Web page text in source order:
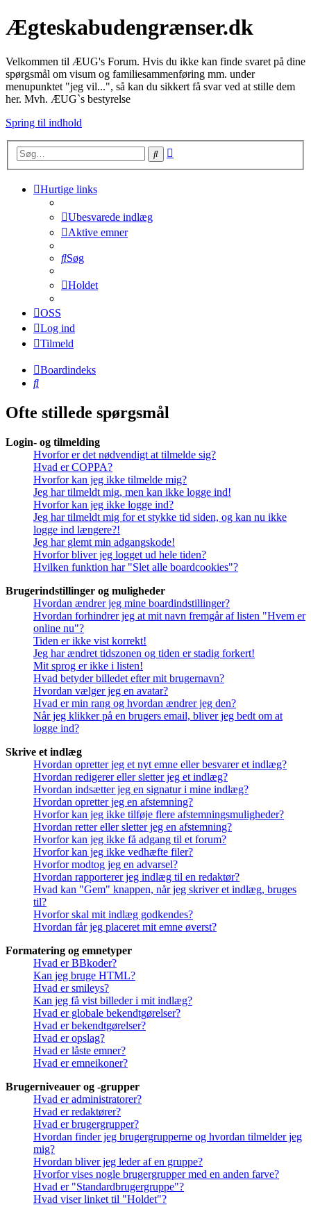
Ægteskabudengrænser.dk
Velkommen til ÆUG's Forum. Hvis du ikke kan finde svaret på dine
spørgsmål om visum og familiesammenføring mm. under
menupunktet "jeg vil...", så kan du sikkert få svar ved at stille dem
her. Mvh. ÆUG`s bestyrelse
Spring til indhold
Søg
Hurtige links
Ubesvarede indlæg
Aktive emner
Søg
Holdet
OSS
Log ind
Tilmeld
Boardindeks
Søg
Ofte stillede spørgsmål
Login- og tilmelding
Hvorfor er det nødvendigt at tilmelde sig?
Hvad er COPPA?
Hvorfor kan jeg ikke tilmelde mig?
Jeg har tilmeldt mig, men kan ikke logge ind!
Hvorfor kan jeg ikke logge ind?
Jeg har tilmeldt mig for et stykke tid siden, og kan nu ikke
logge ind længere?!
Jeg har glemt min adgangskode!
Hvorfor bliver jeg logget ud hele tiden?
Hvilken funktion har "Slet alle boardcookies"?
Brugerindstillinger og muligheder
Hvordan ændrer jeg mine boardindstillinger?
Hvordan forhindrer jeg at mit navn fremgår af listen "Hvem er
online nu"?
Tiden er ikke vist korrekt!
Jeg har ændret tidszonen og tiden er stadig forkert!
Mit sprog er ikke i listen!
Hvad betyder billedet efter mit brugernavn?
Hvordan vælger jeg en avatar?
Hvad er min rang og hvordan ændrer jeg den?
Når jeg klikker på en brugers email, bliver jeg bedt om at
logge ind?
Skrive et indlæg
Hvordan opretter jeg et nyt emne eller besvarer et indlæg?
Hvordan redigerer eller sletter jeg et indlæg?
Hvordan indsætter jeg en signatur i mine indlæg?
Hvordan opretter jeg en afstemning?
Hvorfor kan jeg ikke tilføje flere afstemningsmuligheder?
Hvordan retter eller sletter jeg en afstemning?
Hvorfor kan jeg ikke få adgang til et forum?
Hvorfor kan jeg ikke vedhæfte filer?
Hvorfor modtog jeg en advarsel?
Hvordan rapporterer jeg indlæg til en redaktør?
Hvad kan "Gem" knappen, når jeg skriver et indlæg, bruges
til?
Hvorfor skal mit indlæg godkendes?
Hvordan får jeg placeret mit emne øverst?
Formatering og emnetyper
Hvad er BBkoder?
Kan jeg bruge HTML?
Hvad er smileys?
Kan jeg få vist billeder i mit indlæg?
Hvad er globale bekendtgørelser?
Hvad er bekendtgørelser?
Hvad er opslag?
Hvad er låste emner?
Hvad er emneikoner?
Brugerniveauer og -grupper
Hvad er administratorer?
Hvad er redaktører?
Hvad er brugergrupper?
Hvordan finder jeg brugergrupperne og hvordan tilmelder jeg
mig?
Hvordan bliver jeg leder af en gruppe?
Hvorfor vises nogle brugergrupper med en anden farve?
Hvad er "Standardbrugergruppe"?
Hvad viser linket til "Holdet"?